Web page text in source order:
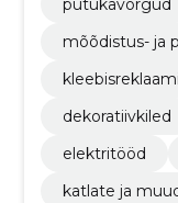
putukavõrgud
mõõdistus- ja
dekoratiivkiled
elektritööd
katlate ja